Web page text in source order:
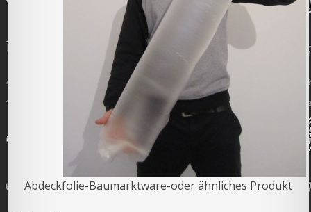
Abdeckfolie-Baumarktware-oder ähnliches Produkt